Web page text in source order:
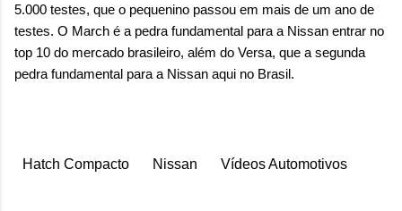
5.000 testes, que o pequenino passou em mais de um ano de
testes. O March é a pedra fundamental para a Nissan entrar no
top 10 do mercado brasileiro, além do Versa, que a segunda
pedra fundamental para a Nissan aqui no Brasil.
Hatch Compacto Nissan Vídeos Automotivos